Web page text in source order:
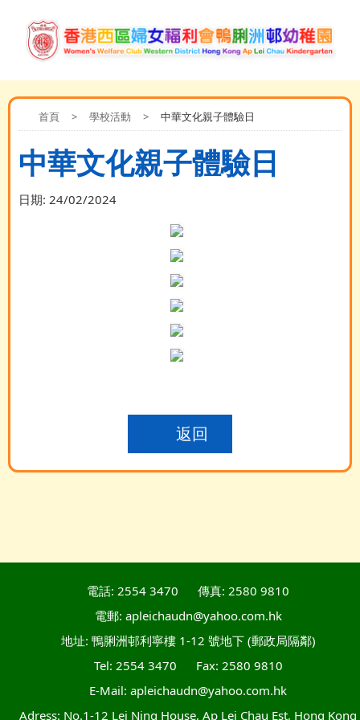
首頁 > 學校活動 > 中華文化親子體驗日
中華文化親子體驗日
日期: 24/02/2024
返回
電話: 2554 3470
傳真: 2580 9810
電郵: apleichaudn@yahoo.com.hk
地址: 鴨脷洲邨利寧樓 1-12 號地下 (郵政局隔鄰)
Tel: 2554 3470
Fax: 2580 9810
E-Mail: apleichaudn@yahoo.com.hk
Adress: No.1-12 Lei Ning House, Ap Lei Chau Est, Hong Kong